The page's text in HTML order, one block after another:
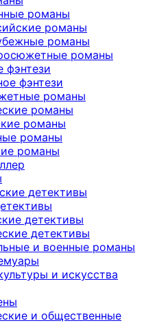
романы
романы
романы
романы
фэнтези
фэнтези
романы
романы
романы
романы
романы
детективы
детективы
детективы
и военные романы
и искусства
и общественные